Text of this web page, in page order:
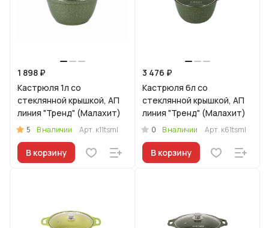
1 898 ₽
Кастрюля 1л со
стеклянной крышкой, АП
линия "Тренд" (Малахит)
5 В наличии Арт. к11tsml
В корзину
3 476 ₽
Кастрюля 6л со
стеклянной крышкой, АП
линия "Тренд" (Малахит)
0 В наличии Арт. к61tsml
В корзину